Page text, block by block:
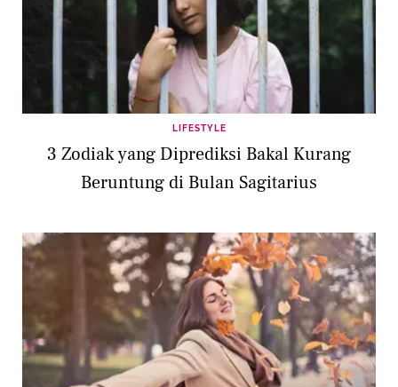
LIFESTYLE
3 Zodiak yang Diprediksi Bakal Kurang
Beruntung di Bulan Sagitarius